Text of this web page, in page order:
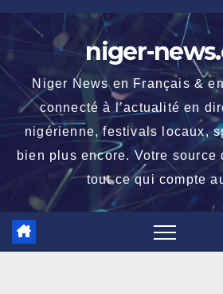
Skip
to
content
niger-
Niger News en Français &
connecté à l’actualité en
nigérienne, festivals locaux,
bien plus encore. Votre source
tout ce qui compte